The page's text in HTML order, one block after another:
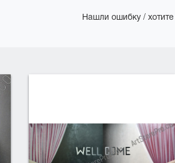
Нашли ошибку /